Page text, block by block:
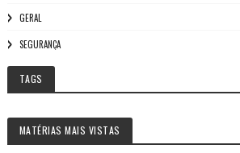
GERAL
SEGURANÇA
TAGS
MATÉRIAS MAIS VISTAS